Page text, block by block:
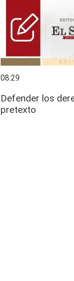
08:29
Defender los
pretexto